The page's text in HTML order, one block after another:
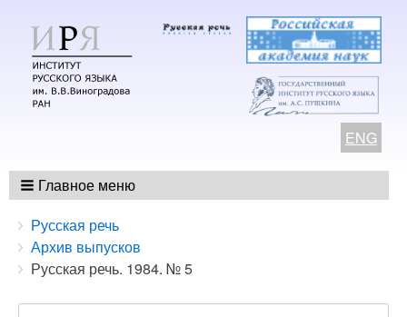
ENG
Главное меню
Breadcrumbs
You
are
here:
Русская речь
Архив выпусков
Русская речь. 1984. № 5